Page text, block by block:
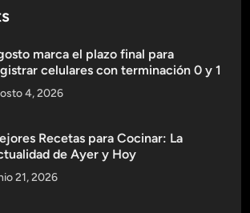
o
s
C
marca el plazo final para
celulares con terminación 0 y 1
4, 2026
Recetas para Cocinar: La
de Ayer y Hoy
21, 2026